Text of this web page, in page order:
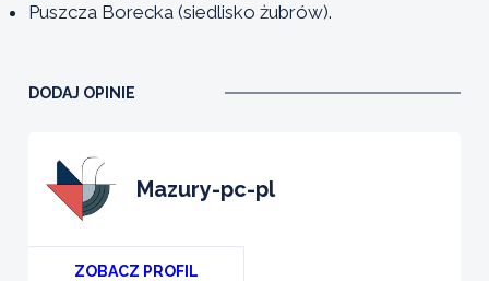
Puszcza Borecka (siedlisko żubrów).
DODAJ OPINIE
mazury-pc-pl
ZOBACZ PROFIL